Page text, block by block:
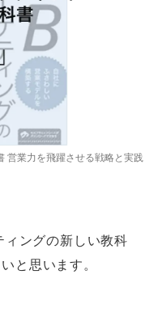
営業力を飛躍させる戦略と実践
ングの新しい教科
と思います。